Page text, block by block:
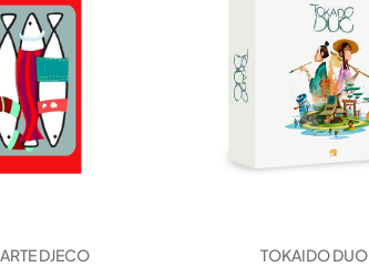
DJECO TOKAIDO DUO